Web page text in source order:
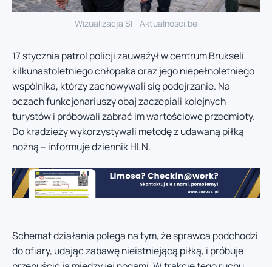
Wizualizacja SI - Aktualnosci.be
17 stycznia patrol policji zauważył w centrum Brukseli
kilkunastoletniego chłopaka oraz jego niepełnoletniego
wspólnika, którzy zachowywali się podejrzanie. Na
oczach funkcjonariuszy obaj zaczepiali kolejnych
turystów i próbowali zabrać im wartościowe przedmioty.
Do kradzieży wykorzystywali metodę z udawaną piłką
nożną – informuje dziennik HLN.
Schemat działania polega na tym, że sprawca podchodzi
do ofiary, udając zabawę nieistniejącą piłką, i próbuje